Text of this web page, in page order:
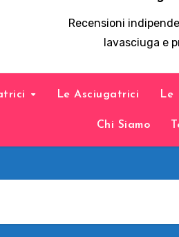
Recensioni
lavasciuga e
Le Asciugatrici Le
Chi Siamo